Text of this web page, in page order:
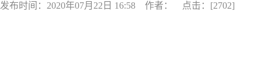
发布时间：2020年07月22日 16:58 作者： 点击：[2702]